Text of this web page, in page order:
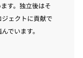
す。独立後はそ
ェクトに貢献で
でいます。